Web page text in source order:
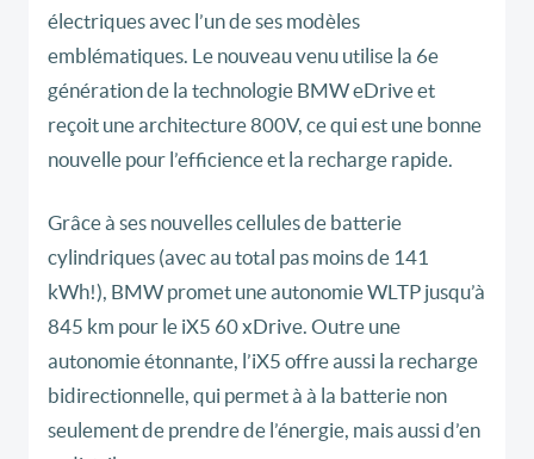
électriques avec l’un de ses modèles
emblématiques. Le nouveau venu utilise la 6e
génération de la technologie BMW eDrive et
reçoit une architecture 800V, ce qui est une bonne
nouvelle pour l’efficience et la recharge rapide.
Grâce à ses nouvelles cellules de batterie
cylindriques (avec au total pas moins de 141
kWh!), BMW promet une autonomie WLTP jusqu’à
845 km pour le iX5 60 xDrive. Outre une
autonomie étonnante, l’iX5 offre aussi la recharge
bidirectionnelle, qui permet à à la batterie non
seulement de prendre de l’énergie, mais aussi d’en